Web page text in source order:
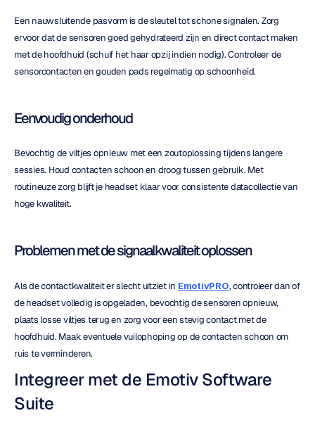
Een nauwsluitende pasvorm is de sleutel tot schone signalen. Zorg
ervoor dat de sensoren goed gehydrateerd zijn en direct contact maken
met de hoofdhuid (schuif het haar opzij indien nodig). Controleer de
sensorcontacten en gouden pads regelmatig op schoonheid.
Eenvoudig onderhoud
Bevochtig de viltjes opnieuw met een zoutoplossing tijdens langere
sessies. Houd contacten schoon en droog tussen gebruik. Met
routineuze zorg blijft je headset klaar voor consistente datacollectie van
hoge kwaliteit.
Problemen met de signaalkwaliteit oplossen
Als de contactkwaliteit er slecht uitziet in EmotivPRO, controleer dan of
de headset volledig is opgeladen, bevochtig de sensoren opnieuw,
plaats losse viltjes terug en zorg voor een stevig contact met de
hoofdhuid. Maak eventuele vuilophoping op de contacten schoon om
ruis te verminderen.
Integreer met de Emotiv Software
Suite